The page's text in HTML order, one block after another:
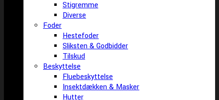
Stigremme
Diverse
Foder
Hestefoder
Sliksten & Godbidder
Tilskud
Beskyttelse
Fluebeskyttelse
Insektdækken & Masker
Hutter